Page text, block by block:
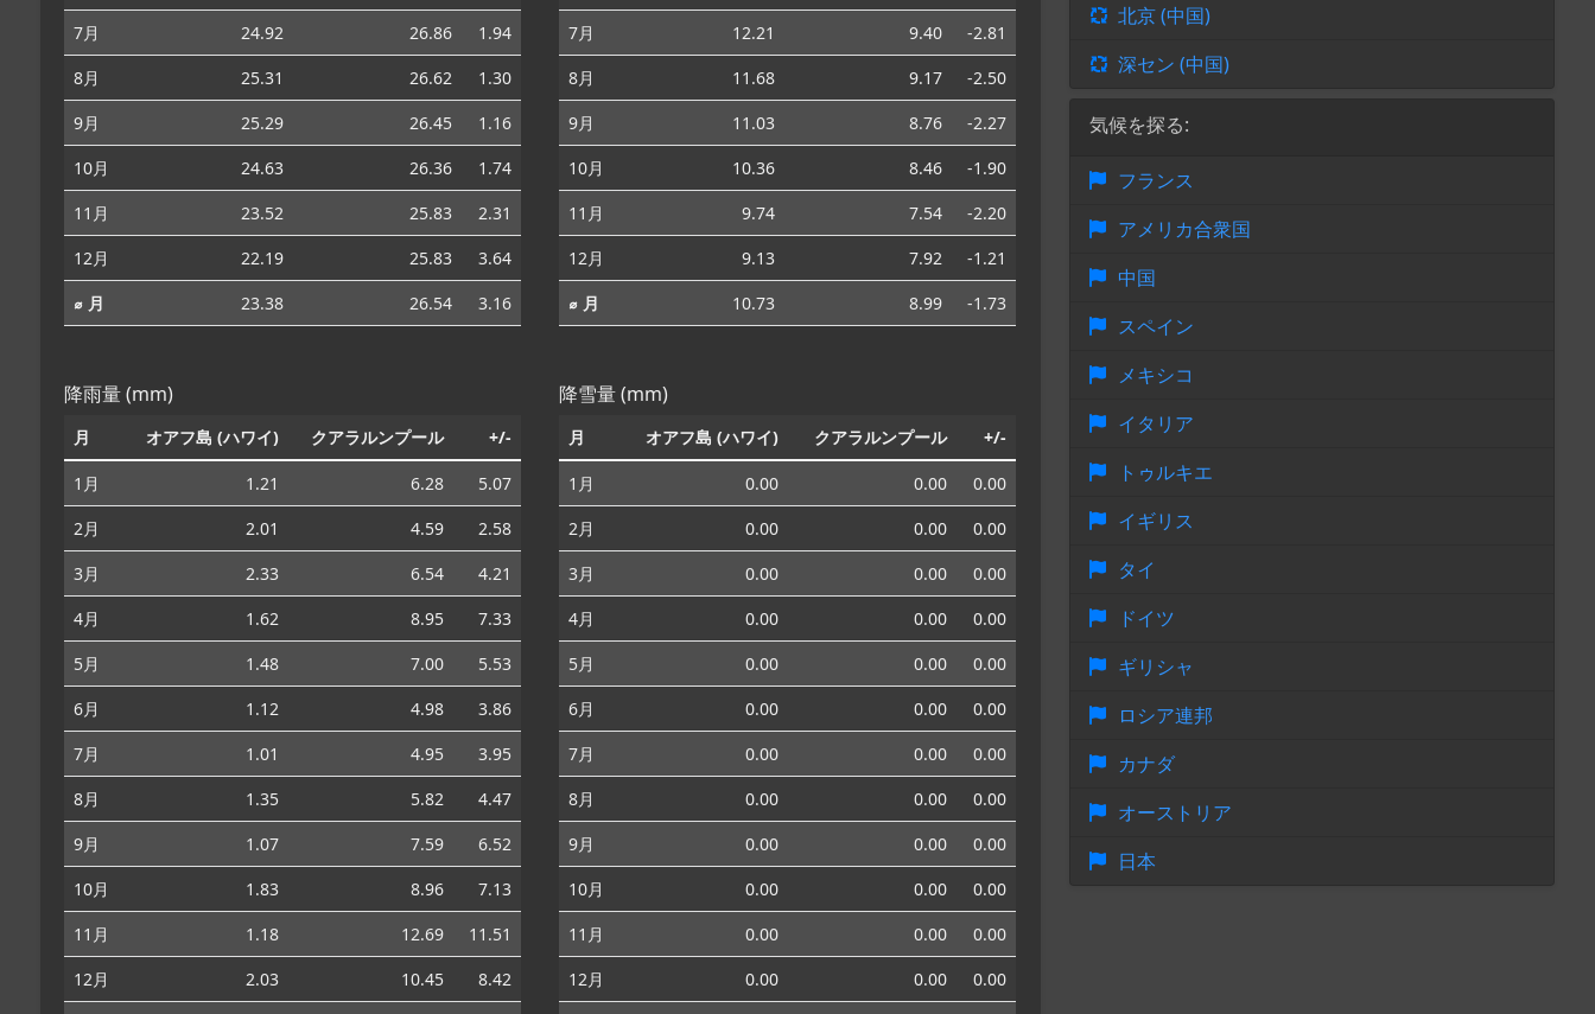
7月
24.92 26.86
1.94
8月
25.31 26.62
1.30
9月
25.29 26.45
1.16
10月
24.63 26.36
1.74
11月
23.52 25.83
2.31
12月
22.19 25.83
3.64
⌀ 月
23.38 26.54 3.16
7月
12.21 9.40
-2.81
8月
11.68 9.17
-2.50
9月
11.03 8.76
-2.27
10月
10.36 8.46
-1.90
11月
9.74 7.54
-2.20
12月
9.13 7.92
-1.21
⌀ 月
10.73 8.99 -1.73
降雨量 (mm)
月 オアフ島 (ハワイ) クアラルンプール +/-
1月 1.21 6.28
5.07
2月
2.01 4.59
2.58
3月
2.33 6.54
4.21
4月
1.62 8.95
7.33
5月
1.48 7.00
5.53
6月
1.12 4.98
3.86
7月
1.01 4.95
3.95
8月
1.35 5.82
4.47
9月
1.07 7.59
6.52
10月
1.83 8.96
7.13
11月
1.18 12.69
11.51
12月
2.03 10.45
8.42
降雪量 (mm)
月 オアフ島 (ハワイ) クアラルンプール +/-
1月 0.00 0.00
0.00
2月
0.00 0.00
0.00
3月
0.00 0.00
0.00
4月
0.00 0.00
0.00
5月
0.00 0.00
0.00
6月
0.00 0.00
0.00
7月
0.00 0.00
0.00
8月
0.00 0.00
0.00
9月
0.00 0.00
0.00
10月
0.00 0.00
0.00
11月
0.00 0.00
0.00
12月
0.00 0.00
0.00
北京 (中国)
深セン (中国)
気候を探る:
フランス
アメリカ合衆国
中国
スペイン
メキシコ
イタリア
トゥルキエ
イギリス
タイ
ドイツ
ギリシャ
ロシア連邦
カナダ
オーストリア
日本